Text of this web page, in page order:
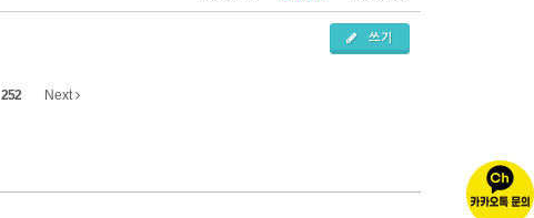
쓰기
252 Next